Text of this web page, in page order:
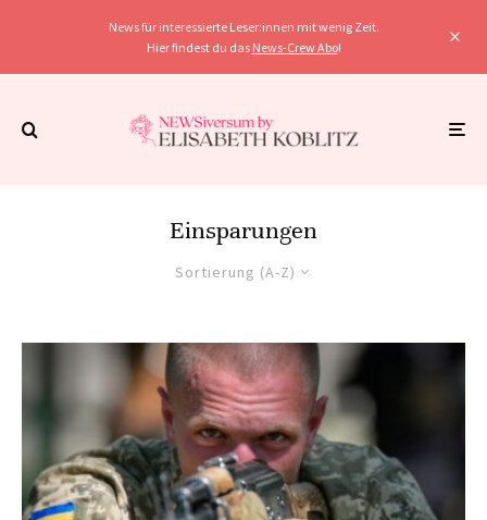
News für interessierte Leser:innen mit wenig Zeit.
Hier findest du das News-Crew Abo!
Einsparungen
Sortierung (A-Z)